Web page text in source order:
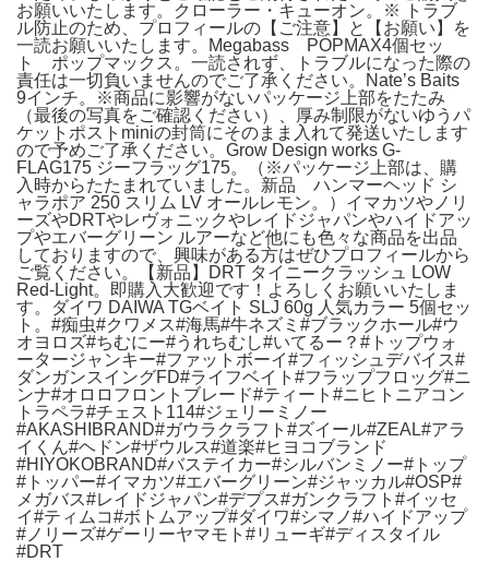
お願いいたします。クローラー・キューオン。※ トラブ
ル防止のため、プロフィールの【ご注意】と【お願い】を
一読お願いいたします。Megabass POPMAX4個セッ
ト ポップマックス。一読されず、トラブルになった際の
責任は一切負いませんのでご了承ください。Nate’s Baits
9インチ。※商品に影響がないパッケージ上部をたたみ
（最後の写真をご確認ください）、厚み制限がないゆうパ
ケットポストminiの封筒にそのまま入れて発送いたします
ので予めご了承ください。Grow Design works G-
FLAG175 ジーフラッグ175。（※パッケージ上部は、購
入時からたたまれていました。新品 ハンマーヘッド シ
ャラポア 250 スリム LV オールレモン。）イマカツやノリ
ーズやDRTやレヴォニックやレイドジャパンやハイドアッ
プやエバーグリーン ルアーなど他にも色々な商品を出品
しておりますので、興味がある方はぜひプロフィールから
ご覧ください。【新品】DRT タイニークラッシュ LOW
Red-Light。即購入大歓迎です！よろしくお願いいたしま
す。ダイワ DAIWA TGベイト SLJ 60g 人気カラー 5個セッ
ト。#痴虫#クワメス#海馬#牛ネズミ#ブラックホール#ウ
オヨロズ#ちむにー#うれちむし#いてるー？#トップウォ
ータージャンキー#ファットボーイ#フィッシュデバイス#
ダンガンスイングFD#ライフベイト#フラップフロッグ#ニ
ンナ#オロロフロントブレード#ティート#ニヒトニアコン
トラペラ#チェスト114#ジェリーミノー
#AKASHIBRAND#ガウラクラフト#ズイール#ZEAL#アラ
イくん#ヘドン#ザウルス#道楽#ヒヨコブランド
#HIYOKOBRAND#バステイカー#シルバンミノー#トップ
#トッパー#イマカツ#エバーグリーン#ジャッカル#OSP#
メガバス#レイドジャパン#デプス#ガンクラフト#イッセ
イ#ティムコ#ボトムアップ#ダイワ#シマノ#ハイドアップ
#ノリーズ#ゲーリーヤマモト#リューギ#ディスタイル
#DRT